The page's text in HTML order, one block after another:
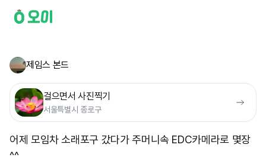
제임스 본드
걸으면서 사진찍기
서울특별시 종로구
어제 모임차 소래포구 갔다가 주머니속 EDC카메라로 몇장
^^